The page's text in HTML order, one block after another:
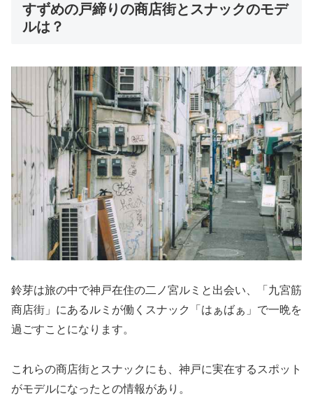
すずめの戸締りの商店街とスナックのモデ
ルは？
鈴芽は旅の中で神戸在住の二ノ宮ルミと出会い、「九宮筋
商店街」にあるルミが働くスナック「はぁばぁ」で一晩を
過ごすことになります。
これらの商店街とスナックにも、神戸に実在するスポット
がモデルになったとの情報があり。